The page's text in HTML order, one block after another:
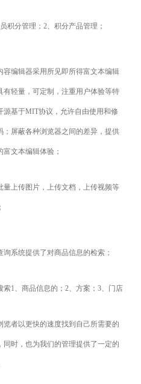
积分管理；2、积分产品管理；
容编辑器采用所见即所得富文本编辑
有轻量，可定制，注重用户体验等特
源基于MIT协议，允许自由使用和修
；屏蔽各种浏览器之间的差异，提供
富文本编辑体验；
量上传图片，上传文档，上传视频等
询系统提供了对商品信息的检索；
索1、商品信息的；2、方案；3、门店
览者以更快的速度找到自己所需要的
同时，也为我们的管理提供了一定的